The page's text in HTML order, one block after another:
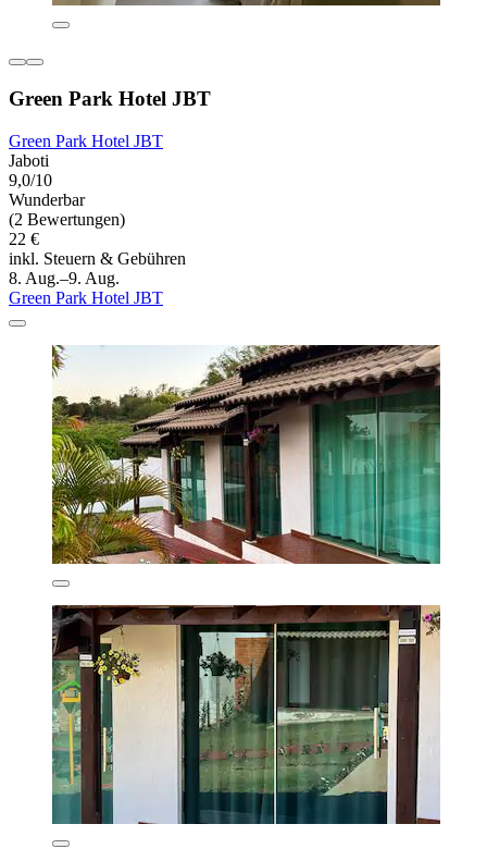
Green Park Hotel JBT
Green Park Hotel JBT
Jaboti
9,0/10
Wunderbar
(2 Bewertungen)
22 €
inkl. Steuern & Gebühren
8. Aug.–9. Aug.
Green Park Hotel JBT